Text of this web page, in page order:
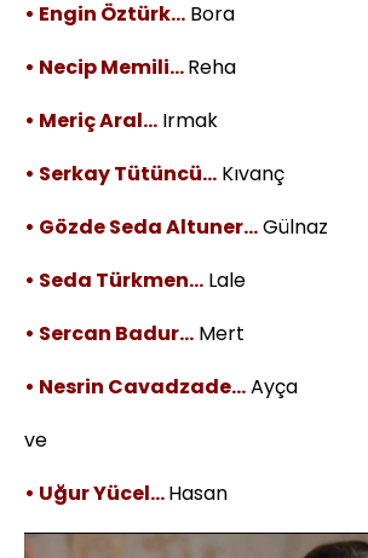
• Engin Öztürk… Bora
• Necip Memili…Reha
• Meriç Aral… Irmak
• Serkay Tütüncü… Kıvanç
• Gözde Seda Altuner…Gülnaz
• Seda Türkmen… Lale
• Sercan Badur… Mert
• Nesrin Cavadzade…Ayça
ve
• Uğur Yücel…Hasan